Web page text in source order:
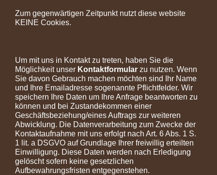
Zum gegenwärtigen Zeitpunkt nutzt diese website
KEINE Cookies.
Um mit uns in Kontakt zu treten, haben Sie die
Möglichkeit unser Kontaktformular zu nutzen. Wenn
Sie davon Gebrauch machen möchten sind Ihr Name
und Ihre Emailadresse sogenannte Pflichtfelder. Wir
speichern Ihre Daten um Ihre Anfrage beantworten zu
können und bei Zustandekommen einer
Geschäftsbeziehung/eines Auftrags zur weiteren
Abwicklung. Die Datenverarbeitung zum Zwecke der
Kontaktaufnahme mit uns erfolgt nach Art. 6 Abs. 1 S.
1 lit. a DSGVO auf Grundlage Ihrer freiwillig erteilten
Einwilligung. Diese Daten werden nach Erledigung
gelöscht sofern keine gesetzlichen
Aufbewahrungsfristen entgegenstehen.